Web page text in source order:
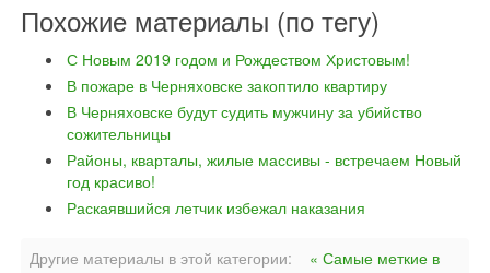
Похожие материалы (по тегу)
С Новым 2019 годом и Рождеством Христовым!
В пожаре в Черняховске закоптило квартиру
В Черняховске будут судить мужчину за убийство
сожительницы
Районы, кварталы, жилые массивы - встречаем Новый
год красиво!
Раскаявшийся летчик избежал наказания
Другие материалы в этой категории:
« Самые меткие в